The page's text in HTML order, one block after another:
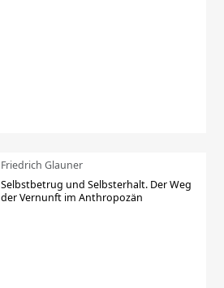
Friedrich Glauner
Selbstbetrug und Selbsterhalt. Der Weg
der Vernunft im Anthropozän